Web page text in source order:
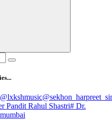
@lxkshmusic
Pandit Rahul Shastri# Dr.